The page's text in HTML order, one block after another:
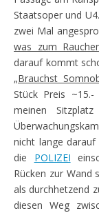
Staatsoper und
zwei Mal
was zum
darauf kommt
„Brauchst
Stück Preis
meinen
nicht lange
die POLIZEI
Rücken zur Wand
als durchhetzend
diesen Weg